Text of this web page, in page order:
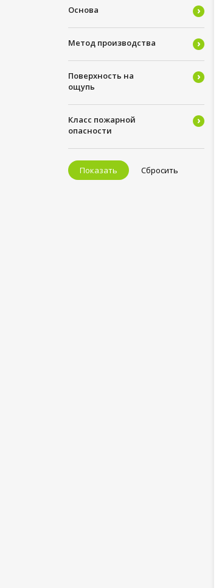
Основа
Метод производства
Поверхность на
ощупь
Класс пожарной
опасности
Показать Сбросить